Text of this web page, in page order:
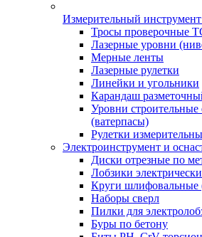
Измерительный
Тросы проверочные
Лазерные уровни
Мерные ленты
Лазерные рулетки
Линейки и угольники
Карандаш
Уровни строительные
(ватерпасы)
Рулетки
Электроинструмент и
Диски отрезные по
Лобзики
Круги шлифовальные
Наборы сверл
Пилки для
Буры по бетону